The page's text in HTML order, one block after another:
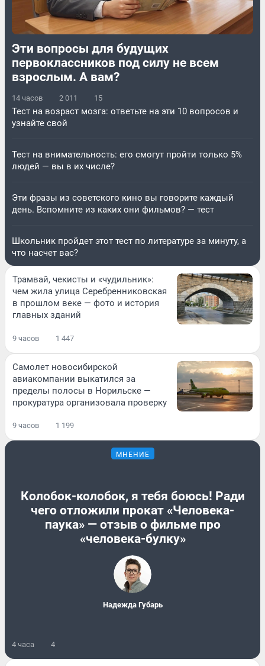
Эти вопросы для будущих
первоклассников под силу не всем
взрослым. А вам?
14 часов 2 011 15
Тест на возраст мозга: ответьте на эти 10 вопросов и
узнайте свой
Тест на внимательность: его смогут пройти только 5%
людей — вы в их числе?
Эти фразы из советского кино вы говорите каждый
день. Вспомните из каких они фильмов? — тест
Школьник пройдет этот тест по литературе за минуту, а
что насчет вас?
Трамвай, чекисты и «чудильник»:
чем жила улица Серебренниковская
в прошлом веке — фото и история
главных зданий
9 часов 1 447
Самолет новосибирской
авиакомпании выкатился за
пределы полосы в Норильске —
прокуратура организовала проверку
9 часов 1 199
МНЕНИЕ
Колобок-колобок, я тебя боюсь! Ради
чего отложили прокат «Человека-
паука» — отзыв о фильме про
«человека-булку»
Надежда Губарь
4 часа 4